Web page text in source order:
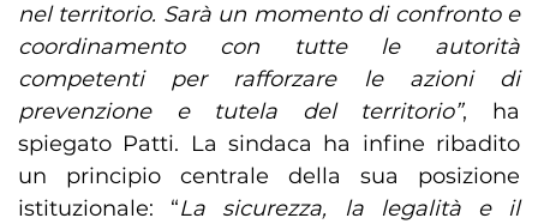
nel territorio. Sarà un momento di confronto e
coordinamento con tutte le autorità
competenti per rafforzare le azioni di
prevenzione e tutela del territorio”, ha
spiegato Patti. La sindaca ha infine ribadito
un principio centrale della sua posizione
istituzionale: “La sicurezza, la legalità e il